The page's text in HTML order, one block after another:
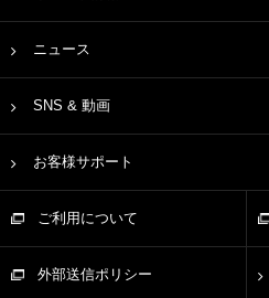
ニュース
SNS & 動画
お客様サポート
ご利用について
外部送信ポリシー